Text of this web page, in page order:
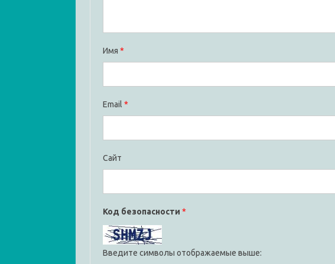
Имя *
Email *
Сайт
Код безопасности *
Введите символы отображаемые выше: